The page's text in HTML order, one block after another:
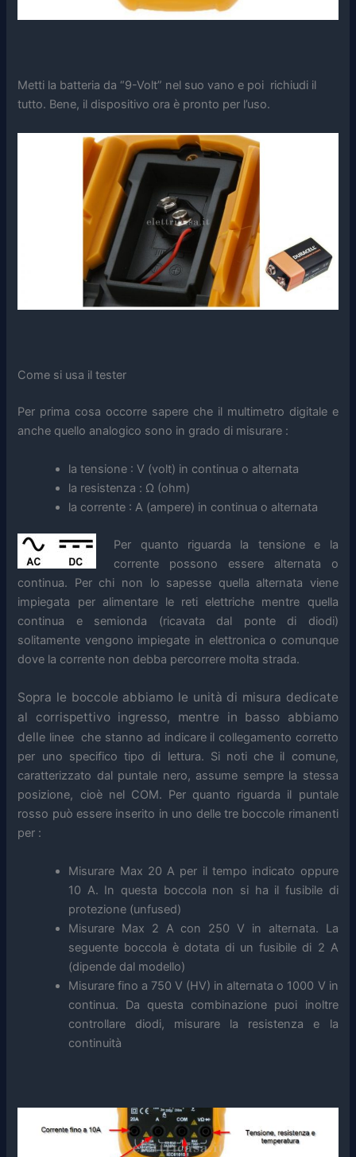
Metti la batteria da “9-Volt” nel suo vano e poi richiudi il
tutto. Bene, il dispositivo ora è pronto per l’uso.
Come si usa il tester
Per prima cosa occorre sapere che il multimetro digitale e
anche quello analogico sono in grado di misurare :
la tensione : V (volt) in continua o alternata
la resistenza : Ω (ohm)
la corrente : A (ampere) in continua o alternata
Per quanto riguarda la tensione e la
corrente possono essere alternata o
continua. Per chi non lo sapesse quella alternata viene
impiegata per alimentare le reti elettriche mentre quella
continua e semionda (ricavata dal ponte di diodi)
solitamente vengono impiegate in elettronica o comunque
dove la corrente non debba percorrere molta strada.
Sopra le boccole abbiamo le unità di misura dedicate
al corrispettivo ingresso, mentre in basso abbiamo
delle linee che stanno ad indicare il collegamento corretto
per uno specifico tipo di lettura. Si noti che il comune,
caratterizzato dal puntale nero, assume sempre la stessa
posizione, cioè nel COM. Per quanto riguarda il puntale
rosso può essere inserito in uno delle tre boccole rimanenti
per :
Misurare Max 20 A per il tempo indicato oppure
10 A. In questa boccola non si ha il fusibile di
protezione (unfused)
Misurare Max 2 A con 250 V in alternata. La
seguente boccola è dotata di un fusibile di 2 A
(dipende dal modello)
Misurare fino a 750 V (HV) in alternata o 1000 V in
continua. Da questa combinazione puoi inoltre
controllare diodi, misurare la resistenza e la
continuità